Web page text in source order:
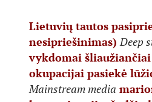
Lietuvių tautos
nesipriešinimas)Deep
vykdomai
okupacijai pasiekė
Mainstream media